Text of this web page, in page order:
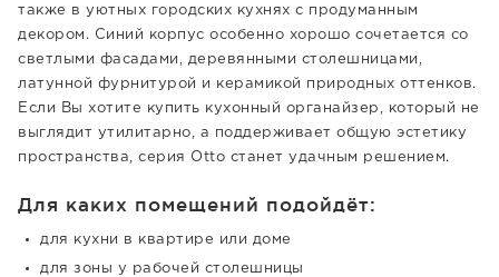
также в уютных городских кухнях с продуманным
декором. Синий корпус особенно хорошо сочетается со
светлыми фасадами, деревянными столешницами,
латунной фурнитурой и керамикой природных оттенков.
Если Вы хотите купить кухонный органайзер, который не
выглядит утилитарно, а поддерживает общую эстетику
пространства, серия Otto станет удачным решением.
Для каких помещений подойдёт:
для кухни в квартире или доме
для зоны у рабочей столешницы